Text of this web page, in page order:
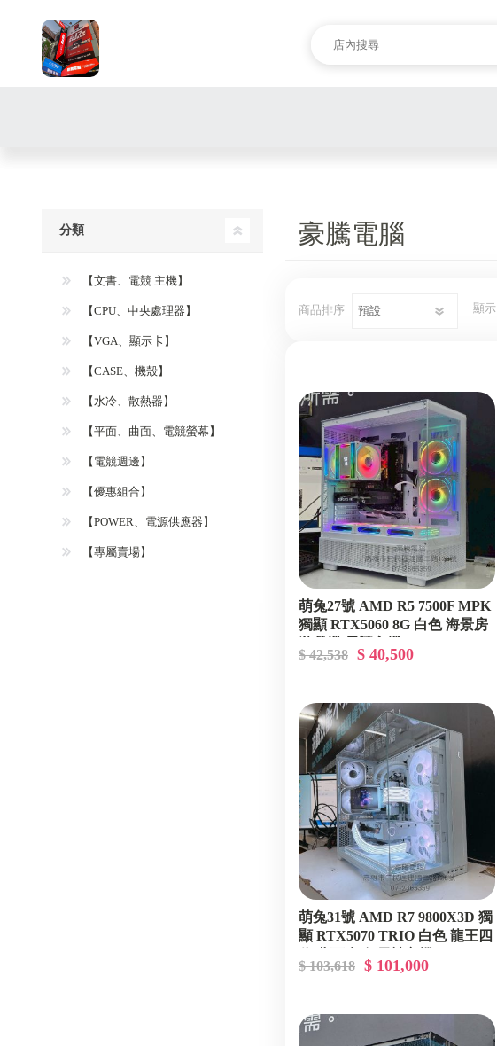
豪騰電腦
商品排序 顯示
萌兔27號 AMD R5 7500F MPK
獨顯 RTX5060 8G 白色 海景房
$ 42,538 $ 40,500
萌兔31號 AMD R7 9800X3D 獨
顯 RTX5070 TRIO 白色 龍王四
$ 103,618 $ 101,000
分類
【文書、電競 主機】
【CPU、中央處理器】
【VGA、顯示卡】
【CASE、機殼】
【水冷、散熱器】
【平面、曲面、電競螢幕】
【電競週邊】
【優惠組合】
【POWER、電源供應器】
【專屬賣場】